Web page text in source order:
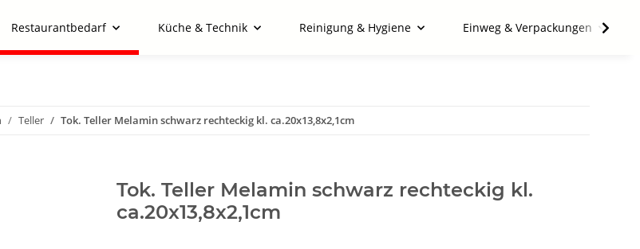
Restaurantbedarf Küche & Technik Reinigung & Hygiene Einweg & Verpackungen
Teller Tok. Teller Melamin schwarz rechteckig kl. ca.20x13,8x2,1cm
Tok. Teller Melamin schwarz rechteckig kl.
ca.20x13,8x2,1cm